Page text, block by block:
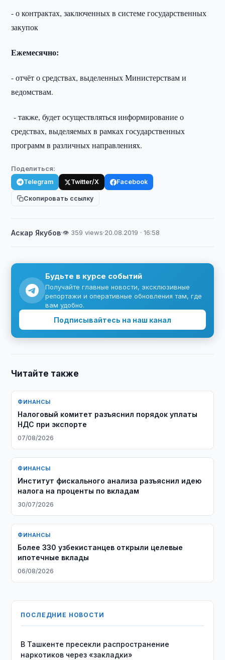
- о контрактах, заключенных в системе государственных
закупок
Ежемесячно:
- отчёт о средствах, выделенных Министерствам и
ведомствам.
- также, будет осуществляться информирование о
средствах, выделяемых в рамках государственных
программ в различных направлениях.
Поделиться:
Telegram Twitter/X Facebook
Скопировать ссылку
Аскар Якубов·👁 359 views·20.08.2019 · 16:58
Будьте в курсе событий
Получайте главные новости, эксклюзивные
репортажи и оперативные обновления там, где
вам удобно.
Подписывайтесь на наш канал
Читайте также
ФИНАНСЫ
Налоговый комитет разъяснил порядок уплаты
НДС при экспорте
07/08/2026
ФИНАНСЫ
Институт фискального анализа разъяснил идею
налога на проценты по вкладам
30/07/2026
ФИНАНСЫ
Более 330 узбекистанцев открыли целевые
ипотечные вклады
06/08/2026
ПОСЛЕДНИЕ НОВОСТИ
В Ташкенте пресекли распространение
наркотиков через «закладки»